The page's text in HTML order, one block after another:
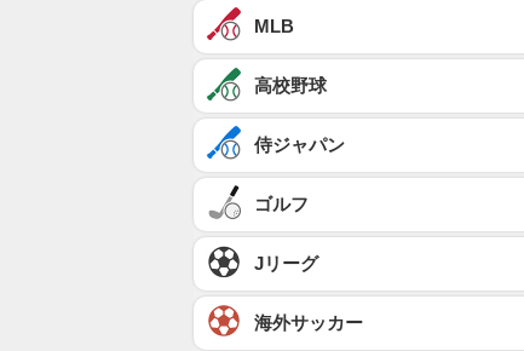
MLB
高校野球
侍ジャパン
ゴルフ
Jリーグ
海外サッカー